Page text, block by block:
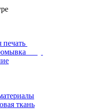
ткань